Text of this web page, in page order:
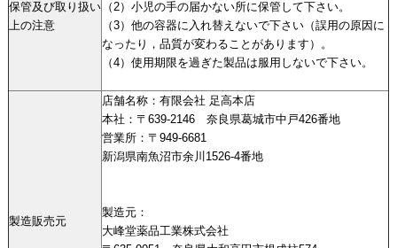
保管及び取り扱い
上の注意
（2）小児の手の届かない所に保管して下さい。
（3）他の容器に入れ替えないで下さい（誤用の原因に
なったり，品質が変わることがあります）。
（4）使用期限を過ぎた製品は服用しないで下さい。
製造販売元
店舗名称：有限会社 足高本店
本社：〒639-2146 奈良県葛城市中戸426番地
営業所：〒949-6681
新潟県南魚沼市余川1526-4番地
製造元：
大峰堂薬品工業株式会社